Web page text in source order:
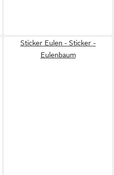
Sticker Eulen - Sticker -
Eulenbaum